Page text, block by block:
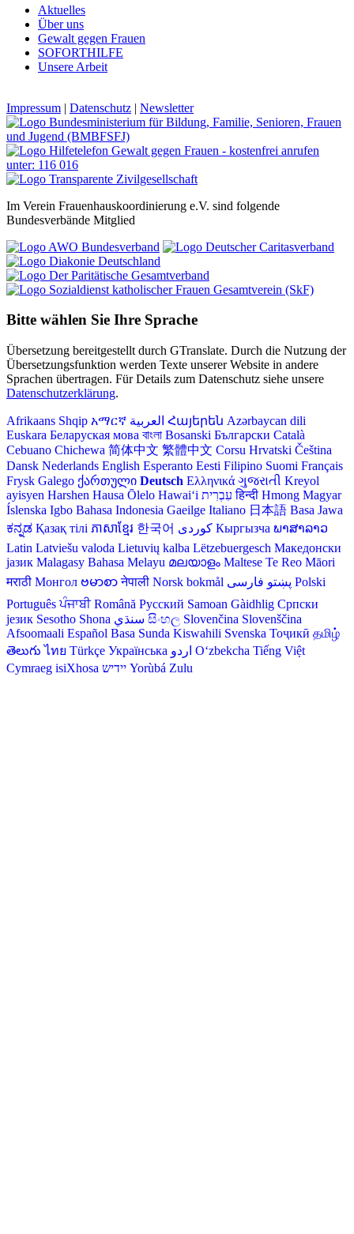
Aktuelles
Über uns
Gewalt gegen Frauen
SOFORTHILFE
Unsere Arbeit
Impressum | Datenschutz | Newsletter
Im Verein Frauenhauskoordinierung e.V. sind folgende
Bundesverbände Mitglied
Bitte wählen Sie Ihre Sprache
Übersetzung bereitgestellt durch GTranslate. Durch die Nutzung der
Übersetzungsfunktion werden Texte unserer Website in andere
Sprachen übertragen. Für Details zum Datenschutz siehe unsere
Datenschutzerklärung.
Afrikaans Shqip አማርኛ العربية Հայերեն Azərbaycan dili
Euskara Беларуская мова বাংলা Bosanski Български Català
Cebuano Chichewa 简体中文 繁體中文 Corsu Hrvatski Čeština‎
Dansk Nederlands English Esperanto Eesti Filipino Suomi Français
Frysk Galego ქართული Deutsch Ελληνικά ગુજરાતી Kreyol
ayisyen Harshen Hausa Ōlelo Hawaiʻi עִבְרִית हिन्दी Hmong Magyar
Íslenska Igbo Bahasa Indonesia Gaeilge Italiano 日本語 Basa Jawa
ಕನ್ನಡ Қазақ тілі ភាសាខ្មែរ 한국어 Кыргызча ພາສາລາວ
Latin Latviešu valoda Lietuvių kalba Lëtzebuergesch Македонски
јазик Malagasy Bahasa Melayu മലയാളം Maltese Te Reo Māori
मराठी Монгол ဗမာစာ नेपाली Norsk bokmål پښتو فارسی
Polski
Português ਪੰਜਾਬੀ Română Русский Samoan Gàidhlig Српски
језик Sesotho Shona سنڌي සිංහල Slovenčina Slovenščina
Afsoomaali Español Basa Sunda Kiswahili Svenska Тоҷикӣ தமிழ்
తెలుగు ไทย Türkçe Українська اردو O‘zbekcha Tiếng Việt
Cymraeg isiXhosa יידיש Yorùbá Zulu